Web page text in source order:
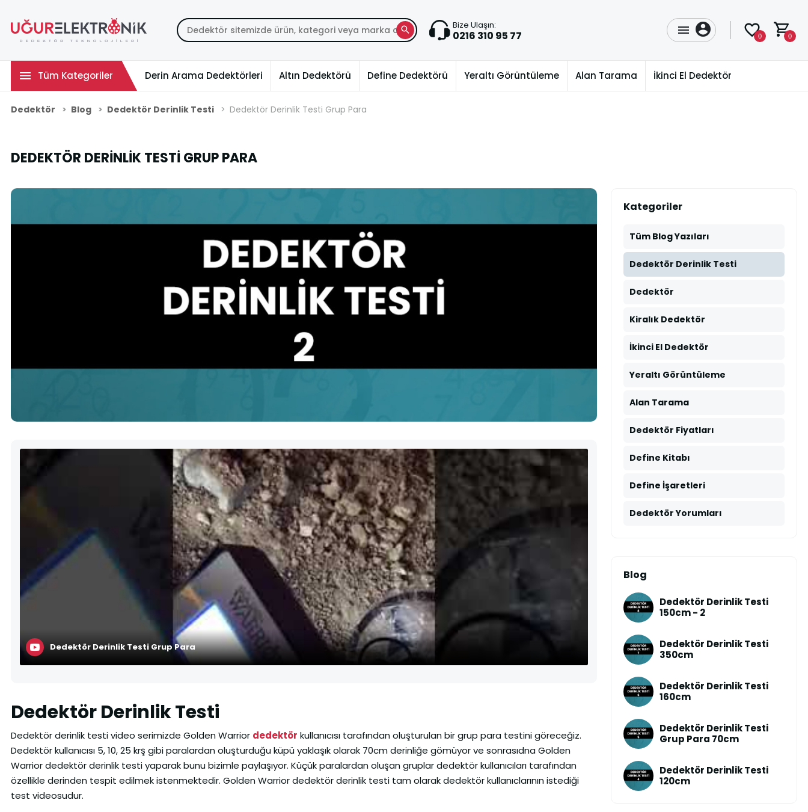
Bize Ulaşın:
0216 310 95 77 0 0
Tüm Kategoriler Derin Arama Dedektörleri Altın Dedektörü Define Dedektörü Yeraltı Görüntüleme Alan Tarama İkinci El Dedektör
Dedektör Blog Dedektör Derinlik Testi Dedektör Derinlik Testi Grup Para
DEDEKTÖR DERINLIK TESTI GRUP PARA
Dedektör Derinlik Testi Grup Para
Dedektör Derinlik Testi
Dedektör derinlik testi video serimizde Golden Warrior dedektör kullanıcısı tarafından oluşturulan bir grup para testini göreceğiz.
Dedektör kullanıcısı 5, 10, 25 krş gibi paralardan oluşturduğu küpü yaklaşık olarak 70cm derinliğe gömüyor ve sonrasıdna Golden
Warrior dedektör derinlik testi yaparak bunu bizimle paylaşıyor. Küçük paralardan oluşan gruplar dedektör kullanıcıları tarafından
özellikle derinden tespit edilmek istenmektedir. Golden Warrior dedektör derinlik testi tam olarak dedektör kullanıclarının istediği
test videosudur.
Kategoriler
Tüm Blog Yazıları
Dedektör Derinlik Testi
Dedektör
Kiralık Dedektör
İkinci El Dedektör
Yeraltı Görüntüleme
Alan Tarama
Dedektör Fiyatları
Define Kitabı
Define İşaretleri
Dedektör Yorumları
Blog
Dedektör Derinlik Testi
150cm - 2
Dedektör Derinlik Testi
350cm
Dedektör Derinlik Testi
160cm
Dedektör Derinlik Testi
Grup Para 70cm
Dedektör Derinlik Testi
120cm